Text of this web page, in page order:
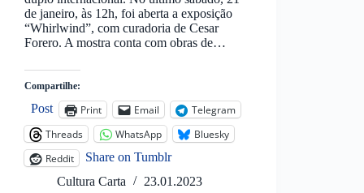
de janeiro, às 12h, foi aberta a exposição
“Whirlwind”, com curadoria de Cesar
Forero. A mostra conta com obras de…
Compartilhe:
Post Print Email
Telegram
Threads
WhatsApp
Bluesky
Reddit
Share on Tumblr
Cultura Carta
23.01.2023